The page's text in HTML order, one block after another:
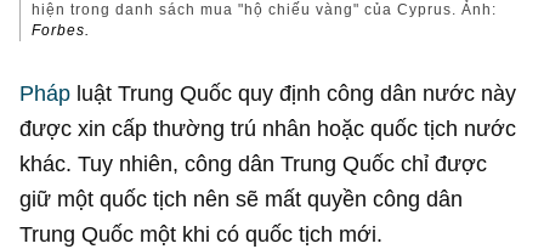
hiện trong danh sách mua "hộ chiếu vàng" của Cyprus. Ảnh:
Forbes.
Pháp luật Trung Quốc quy định công dân nước này
được xin cấp thường trú nhân hoặc quốc tịch nước
khác. Tuy nhiên, công dân Trung Quốc chỉ được
giữ một quốc tịch nên sẽ mất quyền công dân
Trung Quốc một khi có quốc tịch mới.